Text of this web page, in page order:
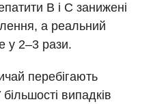
В і С занижені
а реальний
у 2–3 рази.
перебігають
випадків